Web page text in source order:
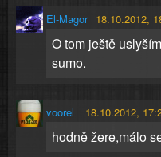
El-Magor 18.10.2012,
O tom ještě
sumo.
voorel 18.10.2012,
hodně žere,málo